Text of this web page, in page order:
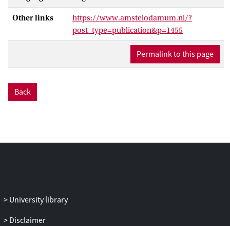
Other links
https://www.amstelodamum.nl/?
post_type=publication&p=1455
Permalink to this page
Back
University library
Disclaimer